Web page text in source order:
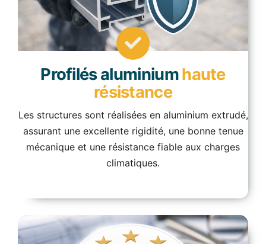
Profilés aluminiumhaute
résistance
Les structures sont réalisées en aluminium extrudé,
assurant une excellente rigidité, une bonne tenue
mécanique et une résistance fiable aux charges
climatiques.